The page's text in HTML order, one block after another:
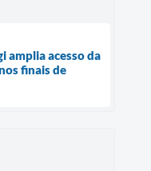
amplia acesso da
finais de